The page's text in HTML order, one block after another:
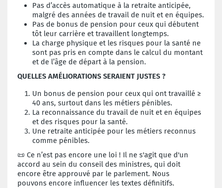
Pas d’accès automatique à la retraite anticipée,
malgré des années de travail de nuit et en équipes.
Pas de bonus de pension pour ceux qui débutent
tôt leur carrière et travaillent longtemps.
La charge physique et les risques pour la santé ne
sont pas pris en compte dans le calcul du montant
et de l’âge de départ à la pension.
QUELLES AMÉLIORATIONS SERAIENT JUSTES ?
Un bonus de pension pour ceux qui ont travaillé ≥
40 ans, surtout dans les métiers pénibles.
La reconnaissance du travail de nuit et en équipes
et des risques pour la santé.
Une retraite anticipée pour les métiers reconnus
comme pénibles.
📜 Ce n’est pas encore une loi ! Il ne s'agit que d'un
accord au sein du conseil des ministres, qui doit
encore être approuvé par le parlement. Nous
pouvons encore influencer les textes définitifs.